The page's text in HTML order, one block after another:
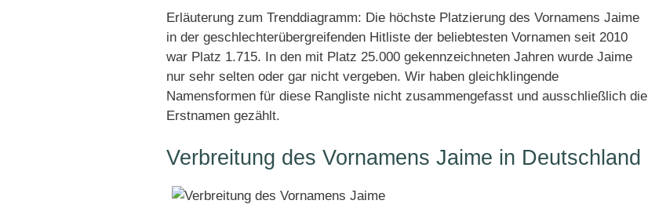
Erläuterung zum Trenddiagramm: Die höchste Platzierung des Vornamens Jaime
in der geschlechterübergreifenden Hitliste der beliebtesten Vornamen seit 2010
war Platz 1.715. In den mit Platz 25.000 gekennzeichneten Jahren wurde Jaime
nur sehr selten oder gar nicht vergeben. Wir haben gleichklingende
Namensformen für diese Rangliste nicht zusammengefasst und ausschließlich die
Erstnamen gezählt.
Verbreitung des Vornamens Jaime in Deutschland